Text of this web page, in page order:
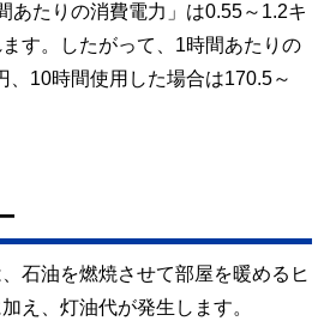
あたりの消費電力」は0.55～1.2キ
す。したがって、1時間あたりの
、10時間使用した場合は170.5～
石油を燃焼させて部屋を暖めるヒ
え、灯油代が発生します。